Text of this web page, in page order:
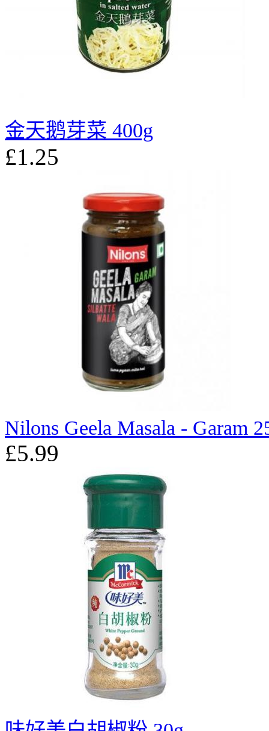
金天鹅芽菜 400g
£1.25
Nilons Geela Masala - Garam
£5.99